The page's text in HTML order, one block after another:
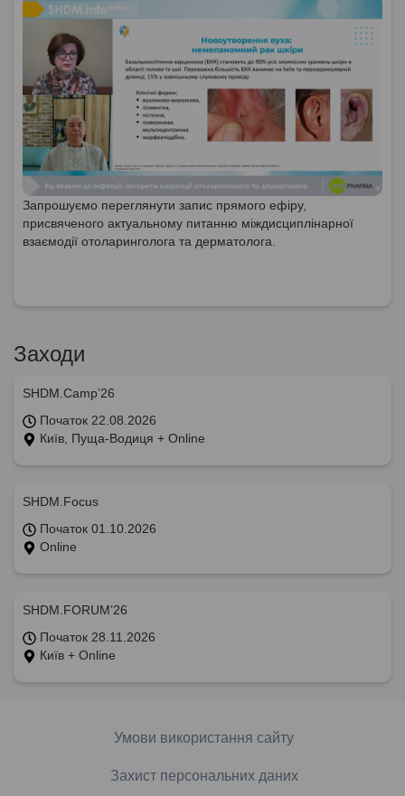
Запрошуємо переглянути запис прямого ефіру,
присвяченого актуальному питанню міждисциплінарної
взаємодії отоларинголога та дерматолога.
Заходи
SHDM.Camp’26
Початок 22.08.2026
Київ, Пуща-Водиця + Online
SHDM.Focus
Початок 01.10.2026
Online
SHDM.FORUM’26
Початок 28.11.2026
Київ + Online
Умови використання сайту
Захист персональних даних